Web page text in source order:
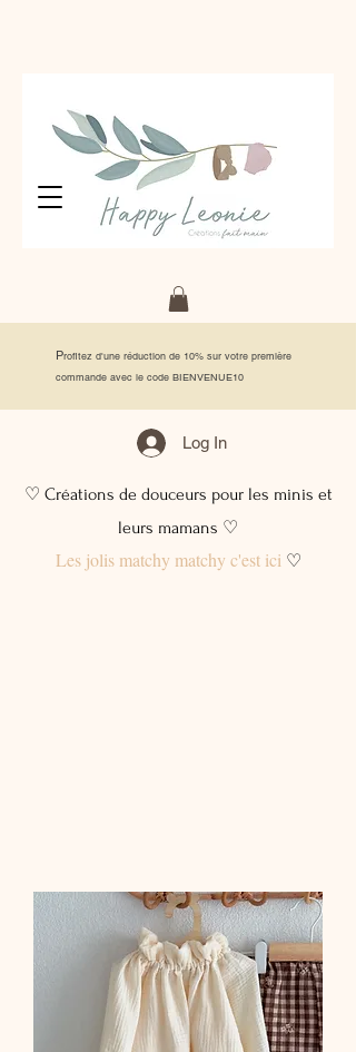
Profitez d'une réduction de 10% sur votre première
commande avec le code BIENVENUE10
Log In
♡ Créations de douceurs pour les minis et
leurs mamans ♡
Les jolis matchy matchy c'est ici♡